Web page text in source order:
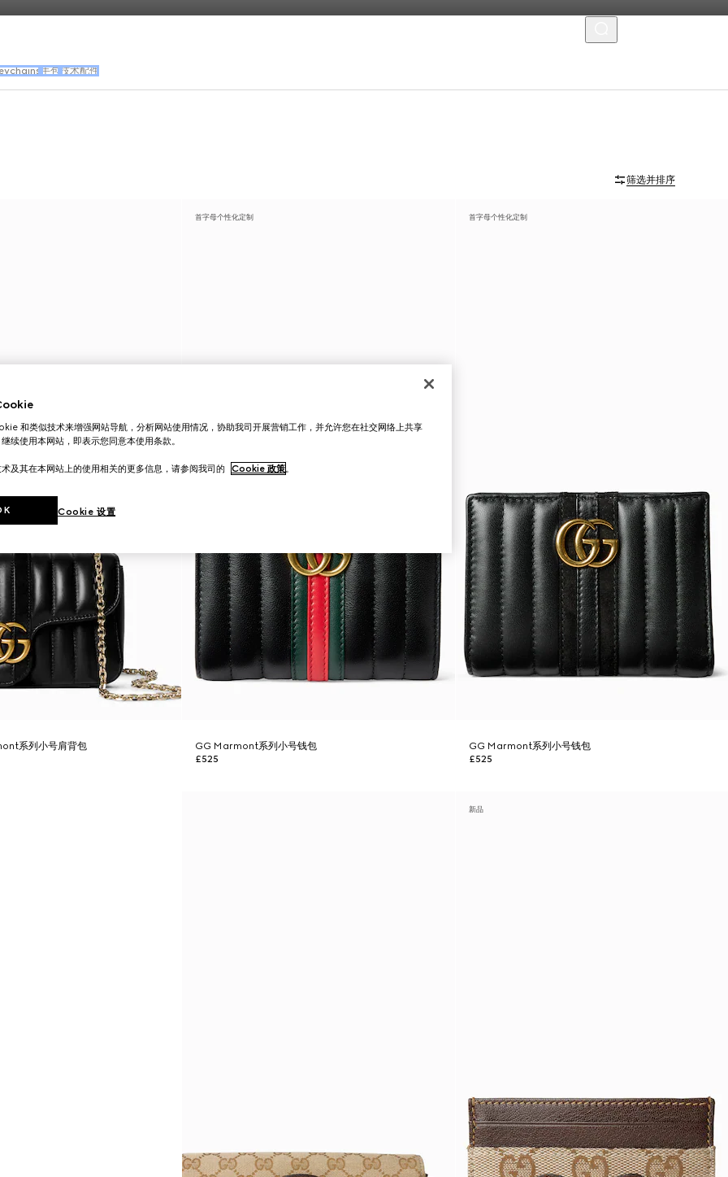
手包 技术配件
筛选并排序
系列小号肩背包
首字母个性化定制
GG Marmont系列小号钱包
£525
首字母个性化定制
GG Marmont系列小号钱包
£525
新品
和类似技术来增强网站导航，分析网站使用情况，协助我司开展营销工作，并允许您在社交网络上共享
续使用本网站，即表示您同意本使用条款。
及其在本网站上的使用相关的更多信息，请参阅我司的 Cookie 政策。
Cookie 设置